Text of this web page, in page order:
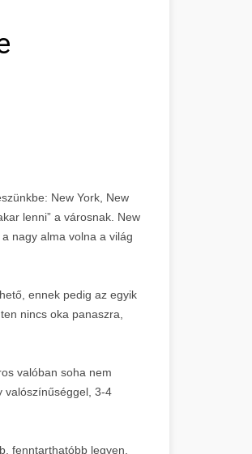
New York, New
lenni” a városnak. New
nagy alma volna a világ
ennek pedig az egyik
nincs oka panaszra,
valóban soha nem
valószínűséggel, 3-4
fenntarthatóbb legyen.